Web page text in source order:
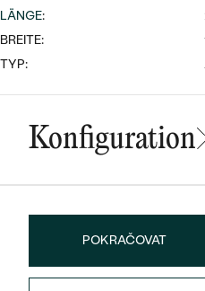
Wave
LÄNGE:
BREITE:
TYP:
Konfiguration
POKRAČOVAT
Das könnte